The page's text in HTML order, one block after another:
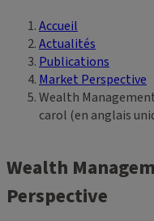
Vous êtes ici
Accueil
Actualités
Publications
Market Perspective
Wealth
carol (en anglais
Wealth
Perspective